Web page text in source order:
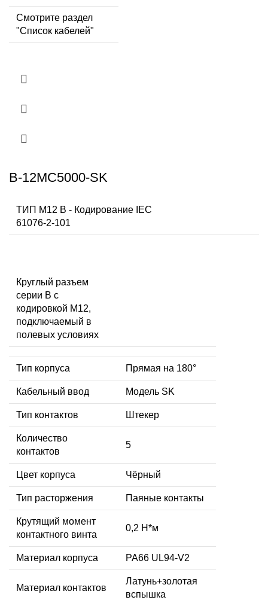
Смотрите раздел
"Список кабелей"
B-12MC5000-SK
ТИП M12 В - Кодирование IEC
61076-2-101
Круглый разъем
серии B с
кодировкой M12,
подключаемый в
полевых условиях
Тип корпуса Прямая на 180°
Кабельный ввод Модель SK
Тип контактов Штекер
Количество
контактов
5
Цвет корпуса Чёрный
Тип расторжения Паяные контакты
Крутящий момент
контактного винта
0,2 Н*м
Материал корпуса PA66 UL94-V2
Материал контактов
Латунь+золотая
вспышка